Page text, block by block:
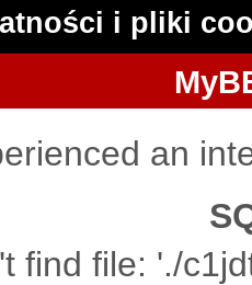
i pliki
an
find file: './